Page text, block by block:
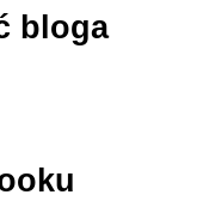
bloga